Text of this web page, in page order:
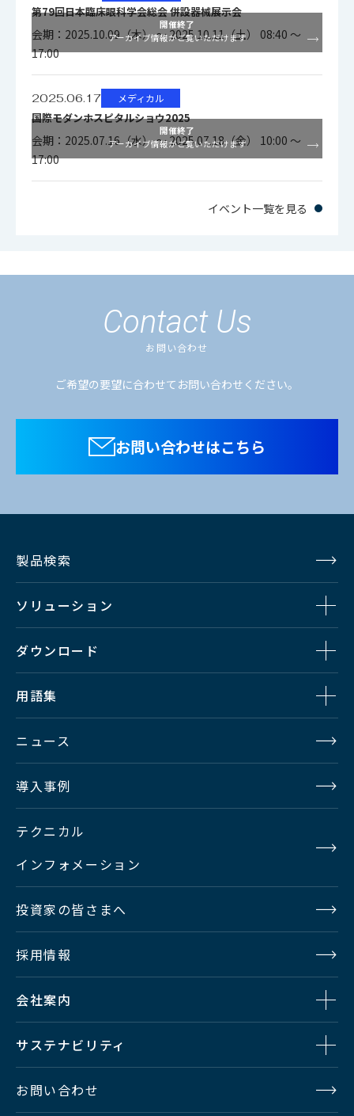
第79回日本臨床眼科学会総会 併設器械展示会
会期：2025.10.09（木） ～ 2025.10.11（土） 08:40 ～
17:00
開催終了
アーカイブ情報がご覧いただけます
2025.06.17 メディカル
国際モダンホスピタルショウ2025
会期：2025.07.16（水） ～ 2025.07.18（金） 10:00 ～
17:00
開催終了
アーカイブ情報がご覧いただけます
イベント一覧を見る
Contact Us
お問い合わせ
ご希望の要望に合わせてお問い合わせください。
お問い合わせはこちら
製品検索
ソリューション
ダウンロード
用語集
ニュース
導入事例
テクニカル
インフォメーション
投資家の皆さまへ
採用情報
会社案内
サステナビリティ
お問い合わせ